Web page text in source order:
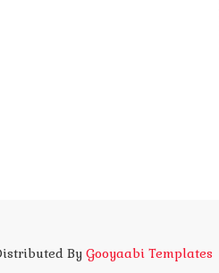
By Gooyaabi Templates